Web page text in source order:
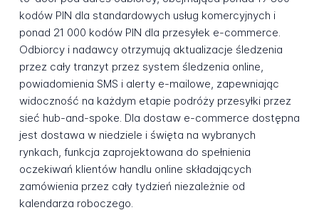
kodów PIN dla standardowych usług komercyjnych i
ponad 21 000 kodów PIN dla przesyłek e-commerce.
Odbiorcy i nadawcy otrzymują aktualizacje śledzenia
przez cały tranzyt przez system śledzenia online,
powiadomienia SMS i alerty e-mailowe, zapewniając
widoczność na każdym etapie podróży przesyłki przez
sieć hub-and-spoke. Dla dostaw e-commerce dostępna
jest dostawa w niedziele i święta na wybranych
rynkach, funkcja zaprojektowana do spełnienia
oczekiwań klientów handlu online składających
zamówienia przez cały tydzień niezależnie od
kalendarza roboczego.